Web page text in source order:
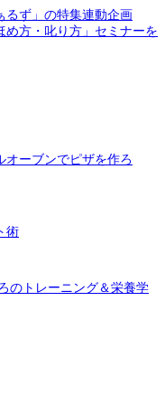
るず」の特集連動企画
め方・叱り方」セミナーを
オーブンでピザを作ろ
術
のトレーニング＆栄養学